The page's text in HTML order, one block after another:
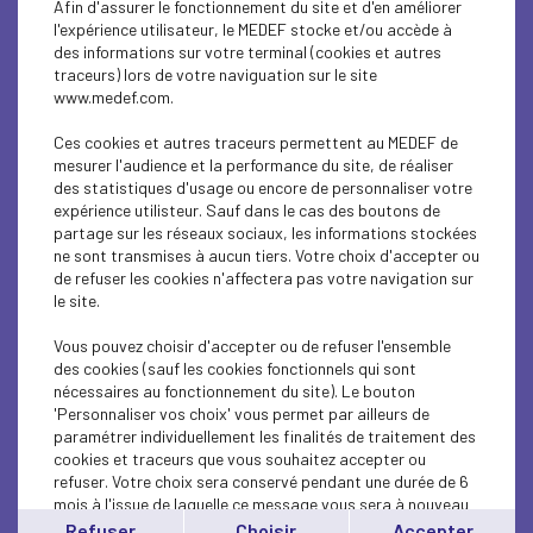
ECONOMY
INTERNATIONAL - EUROPE
ECONOMY
ECONOMY
ECONOMY
ECONOMY
ECONOMY
ECONOMY
ECONOMY
Afin d'assurer le fonctionnement du site et d'en améliorer
l'expérience utilisateur, le MEDEF stocke et/ou accède à
des informations sur votre terminal (cookies et autres
traceurs) lors de votre naviguation sur le site
www.medef.com.
Ces cookies et autres traceurs permettent au MEDEF de
mesurer l'audience et la performance du site, de réaliser
des statistiques d'usage ou encore de personnaliser votre
expérience utilisteur. Sauf dans le cas des boutons de
partage sur les réseaux sociaux, les informations stockées
ne sont transmises à aucun tiers. Votre choix d'accepter ou
de refuser les cookies n'affectera pas votre navigation sur
le site.
Vous pouvez choisir d'accepter ou de refuser l'ensemble
des cookies (sauf les cookies fonctionnels qui sont
nécessaires au fonctionnement du site). Le bouton
'Personnaliser vos choix' vous permet par ailleurs de
paramétrer individuellement les finalités de traitement des
cookies et traceurs que vous souhaitez accepter ou
refuser. Votre choix sera conservé pendant une durée de 6
mois à l'issue de laquelle ce message vous sera à nouveau
affiché..